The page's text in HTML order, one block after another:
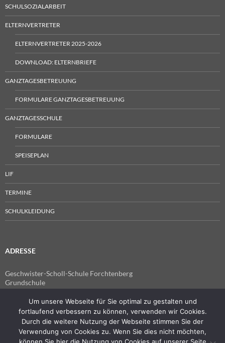
SCHULSOZIALARBEIT
ELTERNVERTRETER
ELTERNVERTRETER 2025-2026
DOWNLOAD: ELTERNBRIEFE
GANZTAGESBETREUUNG
FORMULARE GANZTAGESBETREUUNG
GANZTAGESSCHULE
FORMULARE
SPEISEPLAN
LIF
TERMINE
SCHULKLEIDUNG
ADRESSE
Geschwister-Scholl-Schule Forchtenberg
Grundschule
Im Spitzen 4
74670 Forchtenberg
Telefon: 07947 7741
Fax: 07947 940555
E-Mail:
Um unsere Webseite für Sie optimal zu gestalten und
fortlaufend verbessern zu können, verwenden wir Cookies.
Durch die weitere Nutzung der Webseite stimmen Sie der
Verwendung von Cookies zu. Wenn Sie dies nicht möchten,
können Sie hier die Nutzung von Cookies auf unserer Seite